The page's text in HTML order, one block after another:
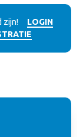
zijn!
LOGIN